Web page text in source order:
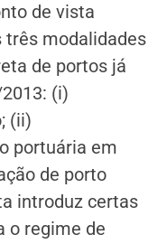
de vista
três modalidades
de portos já
(i)
(ii)
portuária em
de porto
introduz certas
o regime de